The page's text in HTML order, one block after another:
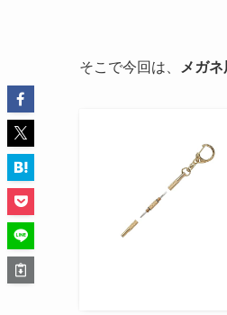
そこで今回は、 メガ